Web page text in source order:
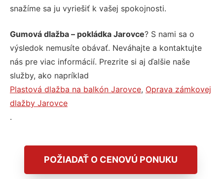
snažíme sa ju vyriešiť k vašej spokojnosti.
Gumová dlažba – pokládka Jarovce? S nami sa o
výsledok nemusíte obávať. Neváhajte a kontaktujte
nás pre viac informácií. Prezrite si aj ďalšie naše
služby, ako napríklad
Plastová dlažba na balkón Jarovce, Oprava zámkovej
dlažby Jarovce
.
POŽIADAŤ O CENOVÚ PONUKU